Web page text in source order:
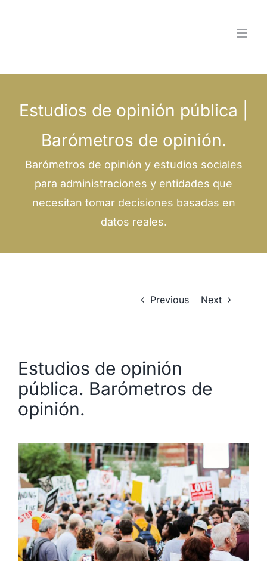
Estudios de opinión pública |
Barómetros de opinión.
Barómetros de opinión y estudios sociales
para administraciones y entidades que
necesitan tomar decisiones basadas en
datos reales.
Previous Next
Estudios de opinión
pública. Barómetros de
opinión.